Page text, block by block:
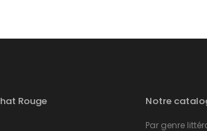
Rouge Notre
Par genre